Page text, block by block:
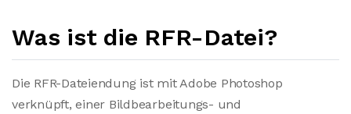
Was ist die RFR-Datei?
Die RFR-Dateiendung ist mit Adobe Photoshop
verknüpft, einer Bildbearbeitungs- und